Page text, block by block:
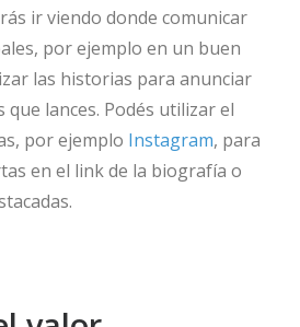
ir viendo donde comunicar
por ejemplo en un buen
las historias para anunciar
lances. Podés utilizar el
por ejemplo Instagram, para
en el link de la biografía o